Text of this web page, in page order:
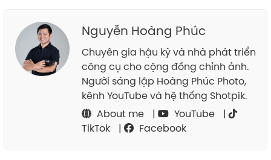
Nguyễn Hoàng Phúc
Chuyên gia hậu kỳ và nhà phát triển
công cụ cho cộng đồng chỉnh ảnh.
Người sáng lập Hoàng Phúc Photo,
kênh YouTube và hệ thống Shotpik.
About me
| YouTube
|
TikTok
| Facebook